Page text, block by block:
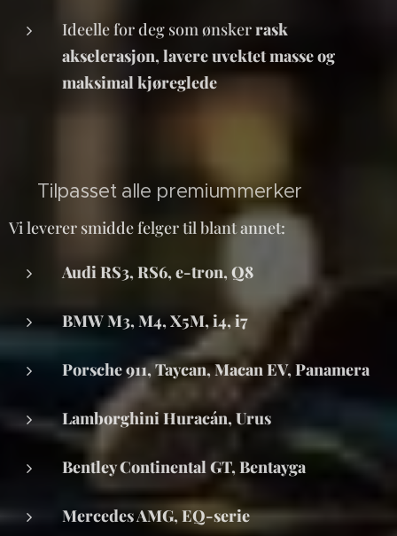
Ideelle for deg som ønskerrask
akselerasjon, lavere uvektet masse og
maksimal kjøreglede
🚘 Tilpasset alle premiummerker
Vi leverer smidde felger til blant annet:
Audi RS3, RS6, e-tron, Q8
BMW M3, M4, X5M, i4, i7
Porsche 911, Taycan, Macan EV, Panamera
Lamborghini Huracán, Urus
Bentley Continental GT, Bentayga
Mercedes AMG, EQ-serie